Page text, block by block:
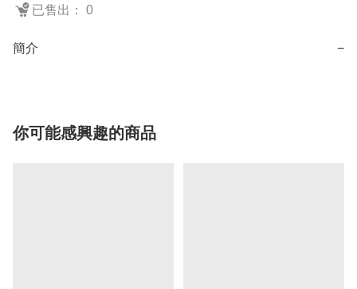
已售出： 0
簡介 −
你可能感興趣的商品